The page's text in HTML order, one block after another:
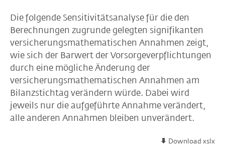
Die folgende Sensitivitätsanalyse für die den
Berechnungen zugrunde gelegten signifikanten
versicherungsmathematischen Annahmen zeigt,
wie sich der Barwert der Vorsorgeverpflichtungen
durch eine mögliche Änderung der
versicherungsmathematischen Annahmen am
Bilanzstichtag verändern würde. Dabei wird
jeweils nur die aufgeführte Annahme verändert,
alle anderen Annahmen bleiben unverändert.
Download xslx